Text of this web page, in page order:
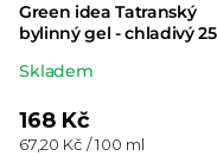
Green idea Tatranský
bylinný gel - chladivý
Průměrné
produktu
Skladem
168 Kč
Měrná
67,20 Kč / 100 ml